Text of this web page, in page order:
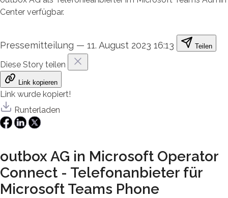
Center verfügbar.
Pressemitteilung — 11. August 2023 16:13 Teilen
Diese Story teilen
Link kopieren
Link wurde kopiert!
Runterladen
outbox AG in Microsoft Operator
Connect - Telefonanbieter für
Microsoft Teams Phone